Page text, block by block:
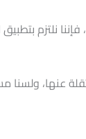
نلتزم بتطبيق
عنها، ولسنا